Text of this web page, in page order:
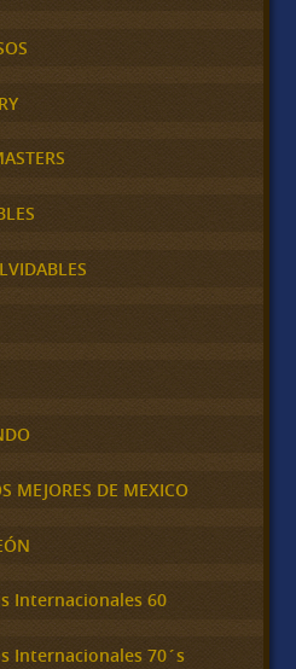
MEJORES DE MEXICO
Internacionales 60
Internacionales 70´s